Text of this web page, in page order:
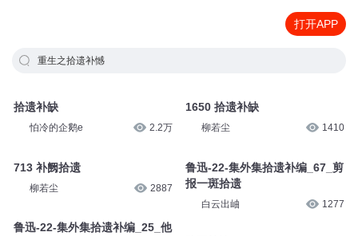
打开APP
重生之拾遗补憾
拾遗补缺
怕冷的企鹅e 2.2万
713 补阙拾遗
柳若尘 2887
鲁迅-22-集外集拾遗补编_25_他
1650 拾遗补缺
柳若尘 1410
鲁迅-22-集外集拾遗补编_67_剪
报一斑拾遗
白云出岫 1277